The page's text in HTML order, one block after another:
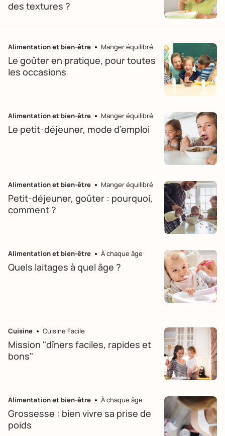
des textures ?
Alimentation et bien-être Manger équilibré
Le goûter en pratique, pour toutes
les occasions
Alimentation et bien-être Manger équilibré
Le petit-déjeuner, mode d’emploi
Alimentation et bien-être Manger équilibré
Petit-déjeuner, goûter : pourquoi,
comment ?
Alimentation et bien-être À chaque âge
Quels laitages à quel âge ?
Cuisine Cuisine Facile
Mission "dîners faciles, rapides et
bons"
Alimentation et bien-être À chaque âge
Grossesse : bien vivre sa prise de
poids